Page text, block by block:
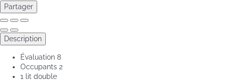
Partager
Description
Évaluation 8
Occupants 2
1 lit double